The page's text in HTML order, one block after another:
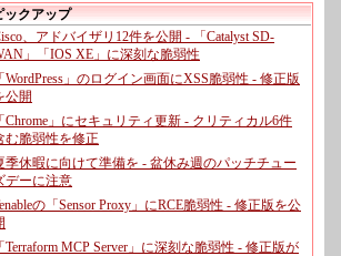
ックアップ
、アドバイザリ12件を公開 - 「Catalyst SD-
」「IOS XE」に深刻な脆弱性
「WordPress」のログイン画面にXSS脆弱性 - 修正版
公開
「Chrome」にセキュリティ更新 - クリティカル6件
む脆弱性を修正
季休暇に向けて準備を - 盆休み週のパッチチュー
デーに注意
の「Sensor Proxy」にRCE脆弱性 - 修正版を公
「Terraform MCP Server」に深刻な脆弱性 - 修正版が